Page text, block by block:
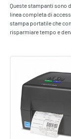
Queste stampanti sono
linea completa di
stampa portatile che
risparmiare tempo e